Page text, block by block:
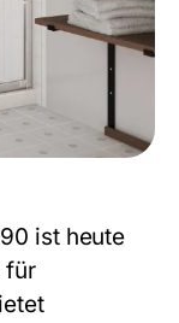
ist heute
für